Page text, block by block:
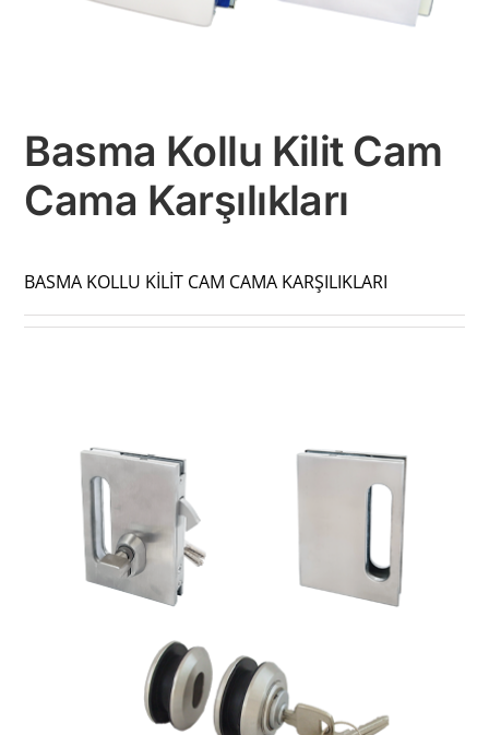
Basma Kollu Kilit Cam
Cama Karşılıkları
BASMA KOLLU KİLİT CAM CAMA KARŞILIKLARI